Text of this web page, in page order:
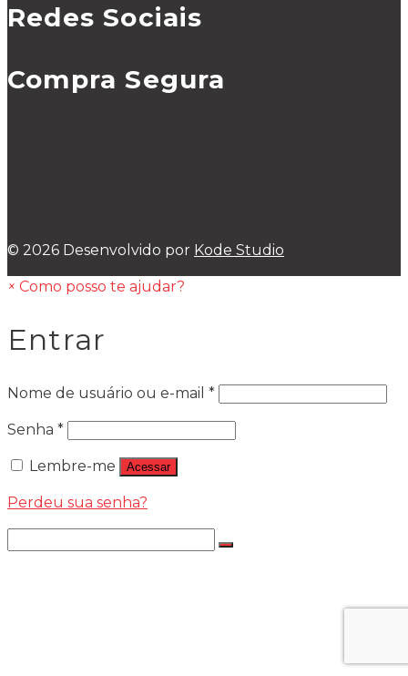
Redes Sociais
Compra Segura
© 2026 Desenvolvido por Kode Studio
× Como posso te ajudar?
Entrar
Nome de usuário ou e-mail *
Senha *
Lembre-me Acessar
Perdeu sua senha?
Nova Led – App Troca De Cor 4.3k Ou